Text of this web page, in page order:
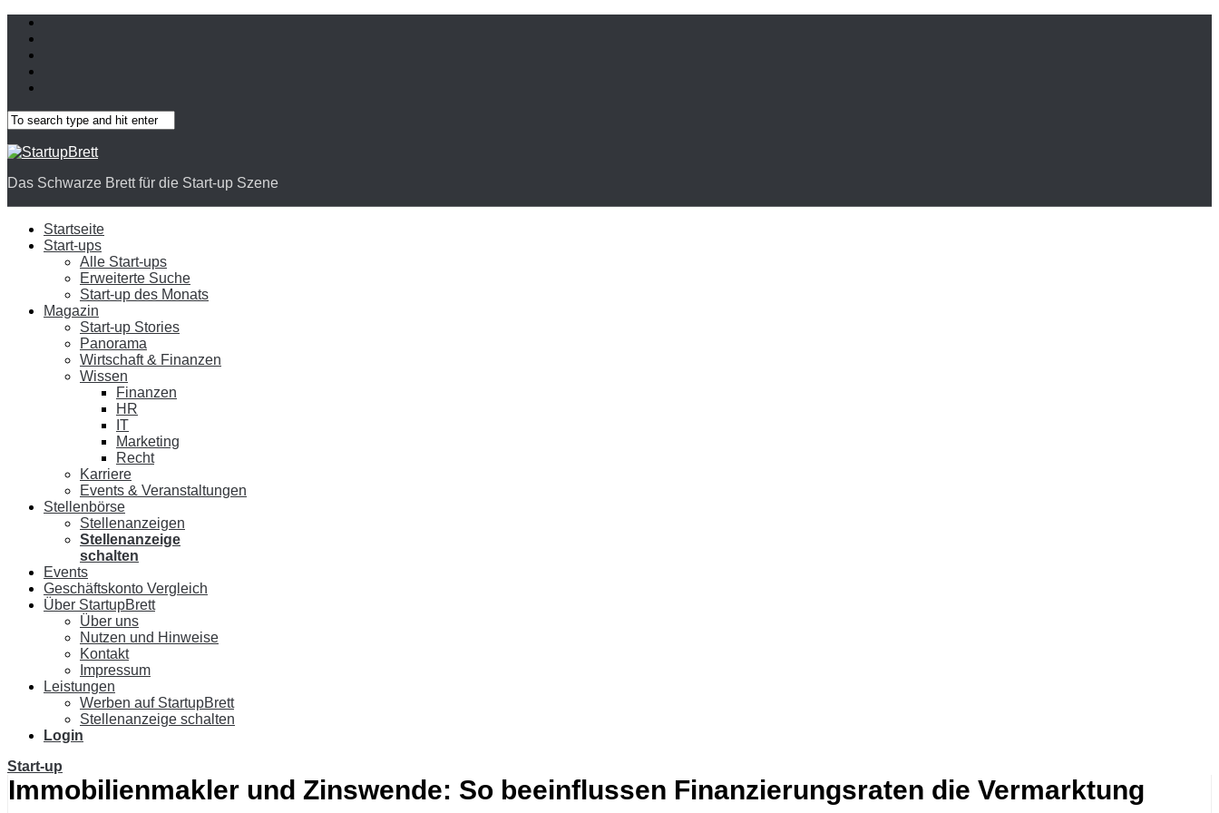
Das Schwarze Brett für die Start-up Szene
Startseite
Start-ups
Alle Start-ups
Erweiterte Suche
Start-up des Monats
Magazin
Start-up Stories
Panorama
Wirtschaft & Finanzen
Wissen
Finanzen
HR
IT
Marketing
Recht
Karriere
Events & Veranstaltungen
Stellenbörse
Stellenanzeigen
Stellenanzeige
schalten
Events
Geschäftskonto Vergleich
Über StartupBrett
Über uns
Nutzen und Hinweise
Kontakt
Impressum
Leistungen
Werben auf StartupBrett
Stellenanzeige schalten
Login
Start-up
Immobilienmakler und Zinswende: So beeinflussen Finanzierungsraten die Vermarktung